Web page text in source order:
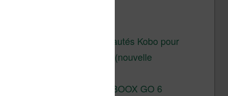
Les nouveautés Kobo pour
la fin 2026 (nouvelle
Test de la BOOX GO 6